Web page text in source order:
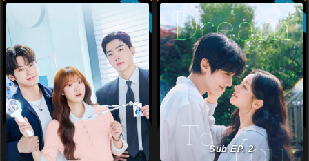
My Bias, My Boss เมื่อเมนฉันเป็น
ประธานบริษัท (2026) พากย์ไทย ซับ
ไทย EP.1-12
ซับไทย
Dream to You (2026) เติมฝันในใจ
เธอ พากย์ไทย ซับไทย EP1-12
6.8 ซับไทย
Sub EP. 2